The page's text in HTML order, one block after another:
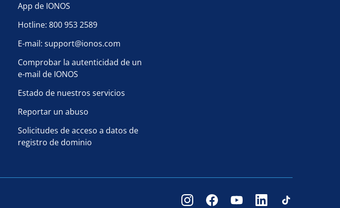
App de IONOS
Hotline: 800 953 2589
E-mail: support@ionos.com
Comprobar la autenticidad de un
e-mail de IONOS
Estado de nuestros servicios
Reportar un abuso
Solicitudes de acceso a datos de
registro de dominio